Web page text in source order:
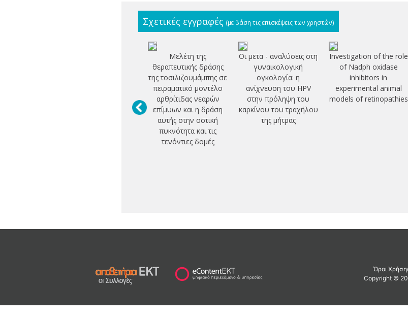
Σχετικές εγγραφές (με βάση τις επισκέψεις των χρηστών)
Μελέτη της
θεραπευτικής δράσης
της τοσιλιζουμάμπης σε
πειραματικό μοντέλο
αρθρίτιδας νεαρών
επίμυων και η δράση
αυτής στην οστική
πυκνότητα και τις
τενόντιες δομές
Οι μετα - αναλύσεις στη
γυναικολογική
ογκολογία: η
ανίχνευση του HPV
στην πρόληψη του
καρκίνου του τραχήλου
της μήτρας
Investigation of the role
of Nadph oxidase
inhibitors in
experimental animal
models of retinopathies